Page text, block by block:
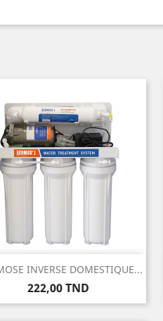
INVERSE DOMESTIQUE...
Prix
222,00 TND
Aperçu rapide